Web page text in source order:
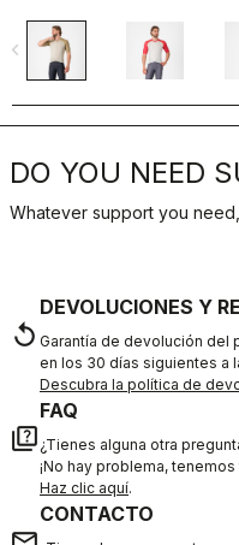
navigate_before
DO YOU NEED
Whatever support you
replay
DEVOLUCIONES Y
Garantía de devolución del
en los 30 días siguientes a
Descubra la política de
quiz
FAQ
¿Tienes alguna otra
¡No hay problema,
Haz clic aquí.
CONTACTO